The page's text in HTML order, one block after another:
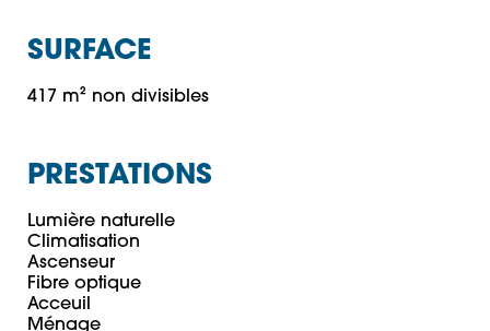
SURFACE
417 m² non divisibles
PRESTATIONS
Lumière naturelle
Climatisation
Ascenseur
Fibre optique
Acceuil
Ménage